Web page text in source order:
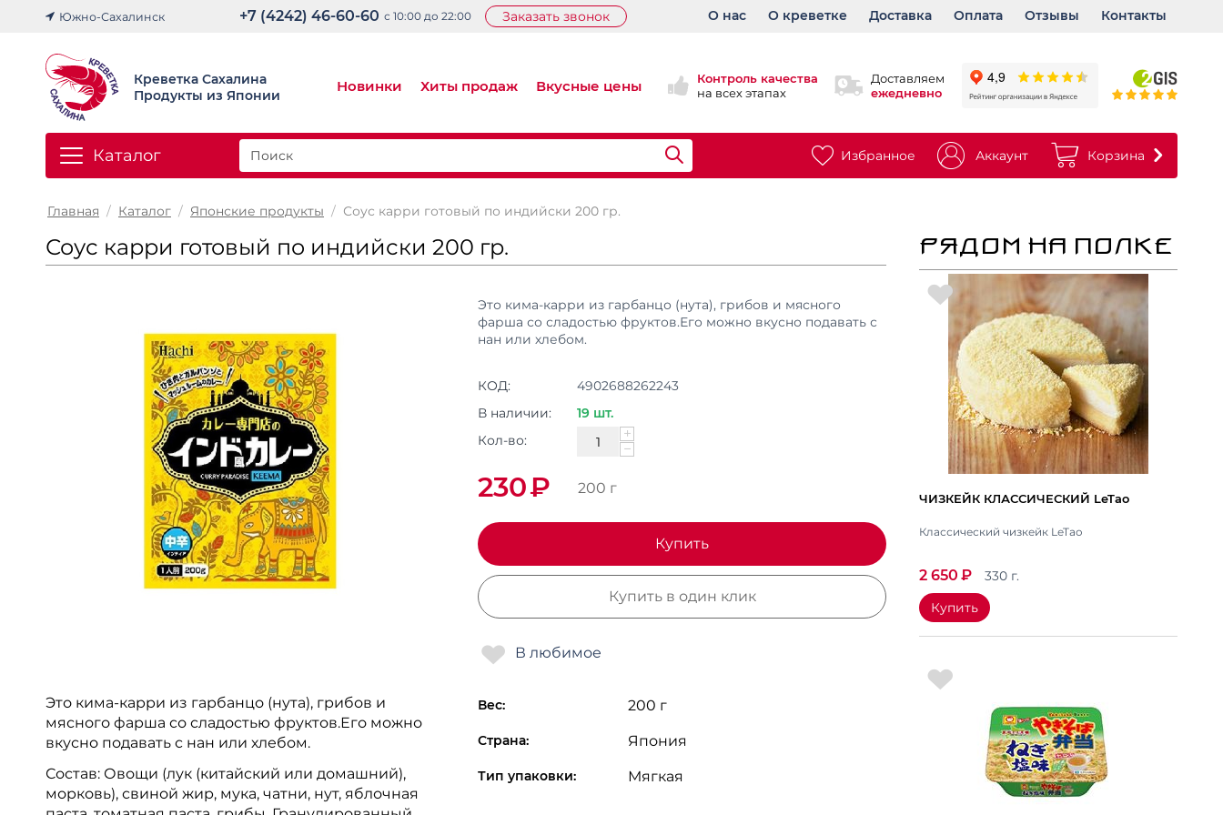
Южно-Сахалинск О нас О креветке Доставка Оплата Отзывы Контакты
+7 (4242) 46-60-60 с 10:00 до 22:00 Заказать звонок
Креветка Сахалина
Продукты из Японии
Доставляем
ежедневно
Контроль качества
на всех этапах
Новинки Хиты продаж Вкусные цены
Каталог Корзина
Аккаунт
Избранное
Главная / Каталог / Японские продукты / Соус карри готовый по индийски 200 гр.
Соус карри готовый по индийски 200 гр.
Это кима-карри из гарбанцо (нута), грибов и мясного
фарша со сладостью фруктов.Его можно вкусно подавать с
нан или хлебом.
КОД:
4902688262243
В наличии:
19 шт.
Кол-во:
+
−
230₽ 200 г
Купить
Купить в один клик
Это кима-карри из гарбанцо (нута), грибов и
мясного фарша со сладостью фруктов.Его можно
вкусно подавать с нан или хлебом.
Состав: Овощи (лук (китайский или домашний),
морковь), свиной жир, мука, чатни, нут, яблочная
Вес: 200 г
Страна: Япония
Тип упаковки: Мягкая
РЯДОМ НА ПОЛКЕ
ЧИЗКЕЙК КЛАССИЧЕСКИЙ LeTao
Классический чизкейк LeTao
2 650 ₽
330 г.
Купить